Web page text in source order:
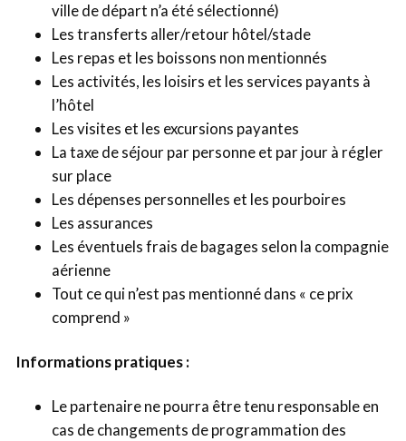
ville de départ n’a été sélectionné)
Les transferts aller/retour hôtel/stade
Les repas et les boissons non mentionnés
Les activités, les loisirs et les services payants à
l’hôtel
Les visites et les excursions payantes
La taxe de séjour par personne et par jour à régler
sur place
Les dépenses personnelles et les pourboires
Les assurances
Les éventuels frais de bagages selon la compagnie
aérienne
Tout ce qui n’est pas mentionné dans « ce prix
comprend »
Informations pratiques :
Le partenaire ne pourra être tenu responsable en
cas de changements de programmation des